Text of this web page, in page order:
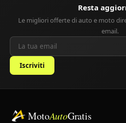
Resta
Le migliori offerte di auto e moto
email.
Iscriviti
MotoAutoGratis